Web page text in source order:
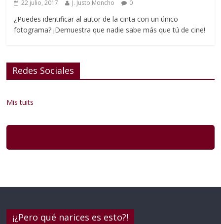
22 julio, 2017 J. Justo Moncho 0
¿Puedes identificar al autor de la cinta con un único
fotograma? ¡Demuestra que nadie sabe más que tú de cine!
Redes Sociales
Mis tuits
¡¿Pero qué narices es esto?!